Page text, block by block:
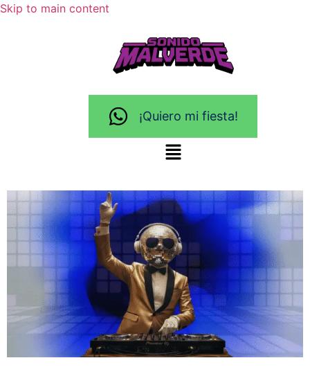
Skip to main content
¡Quiero mi fiesta!